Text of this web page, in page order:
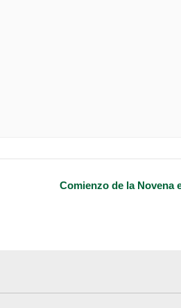
Comienzo de la Novena